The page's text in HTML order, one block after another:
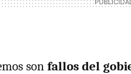
son fallos del